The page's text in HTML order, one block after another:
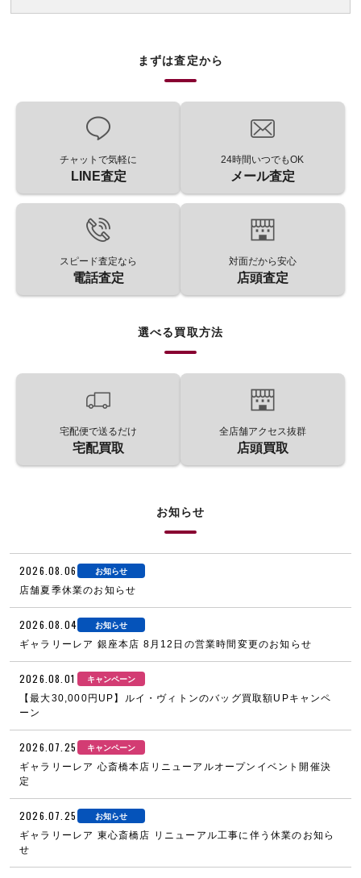
まずは査定から
チャットで気軽に
LINE査定
24時間いつでもOK
メール査定
スピード査定なら
電話査定
対面だから安心
店頭査定
選べる買取方法
宅配便で送るだけ
宅配買取
全店舗アクセス抜群
店頭買取
お知らせ
2026.08.06 お知らせ
店舗夏季休業のお知らせ
2026.08.04 お知らせ
ギャラリーレア 銀座本店 8月12日の営業時間変更のお知らせ
2026.08.01 キャンペーン
【最大30,000円UP】ルイ・ヴィトンのバッグ買取額UPキャンペ
ーン
2026.07.25 キャンペーン
ギャラリーレア 心斎橋本店リニューアルオープンイベント開催決
定
2026.07.25 お知らせ
ギャラリーレア 東心斎橋店 リニューアル工事に伴う休業のお知ら
せ